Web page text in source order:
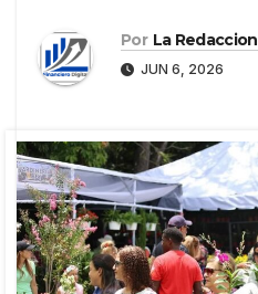
Por La Redaccion
JUN 6, 2026